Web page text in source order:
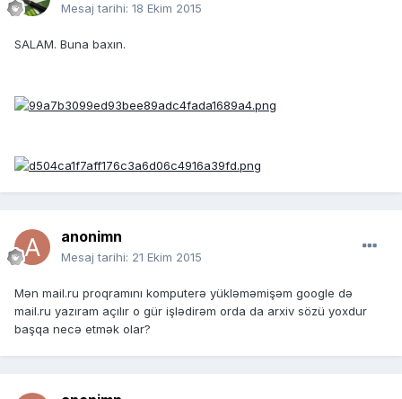
Mesaj tarihi: 18 Ekim 2015
SALAM. Buna baxın.
anonimn
Mesaj tarihi: 21 Ekim 2015
Mən mail.ru proqramını komputerə yükləməmişəm google də
mail.ru yazıram açılır o gür işlədirəm orda da arxiv sözü yoxdur
başqa necə etmək olar?